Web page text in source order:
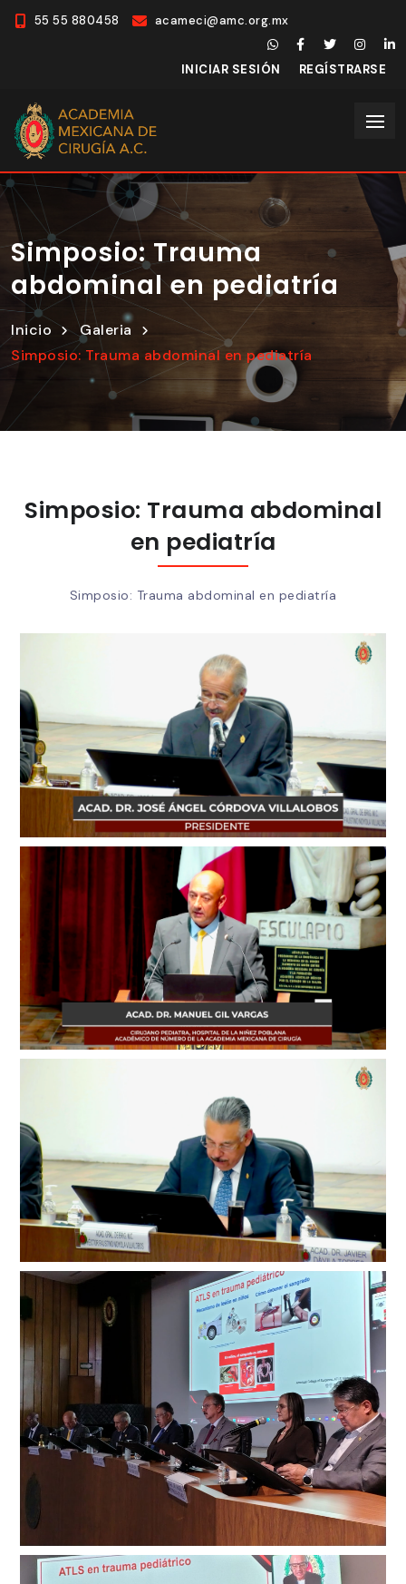
55 55 880458 acameci@amc.org.mx
INICIAR SESIÓN REGÍSTRARSE
Simposio: Trauma
abdominal en pediatría
Inicio
Galeria
Simposio: Trauma abdominal en pediatría
Simposio: Trauma abdominal
en pediatría
Simposio: Trauma abdominal en pediatría